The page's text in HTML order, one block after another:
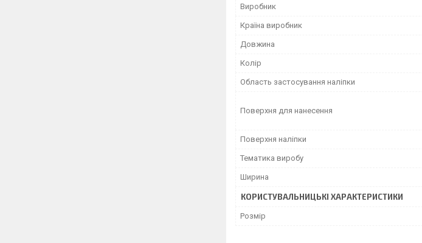
Виробник
Країна виробник
Довжина
Колір
Область застосування наліпки
Поверхня для нанесення
Поверхня наліпки
Тематика виробу
Ширина
КОРИСТУВАЛЬНИЦЬКІ ХАРАКТЕРИСТИКИ
Розмір